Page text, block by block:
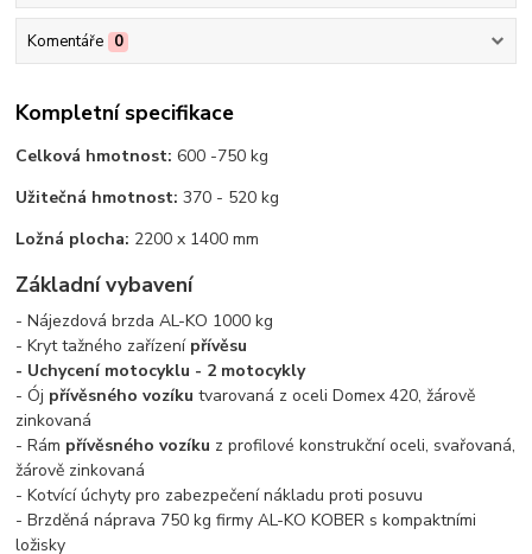
Komentáře 0
Kompletní specifikace
Celková hmotnost: 600 -750 kg
Užitečná hmotnost: 370 - 520 kg
Ložná plocha: 2200 x 1400 mm
Základní vybavení
- Nájezdová brzda AL-KO 1000 kg
- Kryt tažného zařízení přívěsu
- Uchycení motocyklu - 2 motocykly
- Ój přívěsného vozíku tvarovaná z oceli Domex 420, žárově
zinkovaná
- Rám přívěsného vozíku z profilové konstrukční oceli, svařovaná,
žárově zinkovaná
- Kotvící úchyty pro zabezpečení nákladu proti posuvu
- Brzděná náprava 750 kg firmy AL-KO KOBER s kompaktními
ložisky